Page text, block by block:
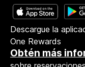
Descargue la
One Rewards
Obtén más